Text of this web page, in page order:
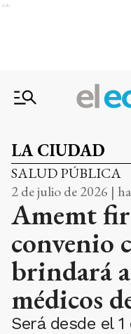
Ads
LA CIUDAD
SALUD PÚBLICA
2 de julio de 2026 |
Amemt
convenio
brindará
médicos
Será desde el